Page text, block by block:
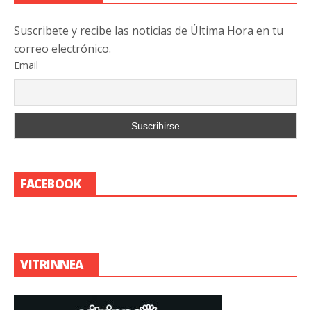
Suscribete y recibe las noticias de Última Hora en tu
correo electrónico.
Email
FACEBOOK
VITRINNEA